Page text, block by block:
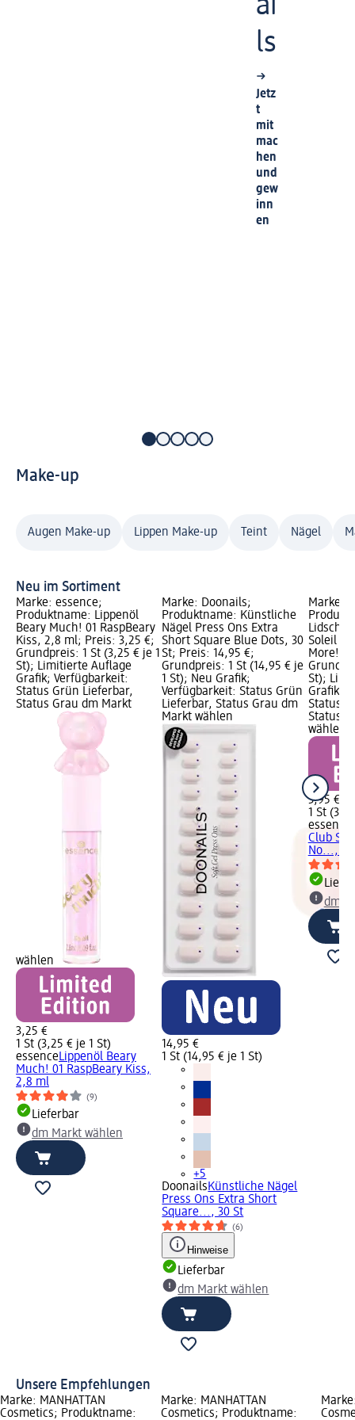
ls
Jetz
t
mit
mac
hen
und
gew
inn
en
Make-up
Augen Make-up Lippen Make-up Teint Nägel
Neu im Sortiment
Marke: essence;
Produktname: Lippenöl
Beary Much! 01 RaspBeary
Kiss, 2,8 ml; Preis: 3,25 €;
Grundpreis: 1 St (3,25 € je 1
St); Limitierte Auflage
Grafik; Verfügbarkeit:
Status Grün Lieferbar,
Status Grau dm Markt
wählen
3,25 €
1 St (3,25 € je 1 St)
essenceLippenöl Beary
Much! 01 RaspBeary Kiss,
2,8 ml
(9)
Lieferbar
dm Markt wählen
Marke: Doonails;
Produktname: Künstliche
Nägel Press Ons Extra
Short Square Blue Dots, 30
St; Preis: 14,95 €;
Grundpreis: 1 St (14,95 € je
1 St); Neu Grafik;
Verfügbarkeit: Status Grün
Lieferbar, Status Grau dm
Markt wählen
14,95 €
1 St (14,95 € je 1 St)
+5
DoonailsKünstliche Nägel
Press Ons Extra Short
Square..., 30 St
(6)
Hinweise
Lieferbar
dm Markt wählen
Marke:
Soleil 01
More!,
St);
Grafik;
Status
Status
wählen
3,95 €
1 St
essence
Club
No...,
dm
Unsere Empfehlungen
Marke: MANHATTAN
Cosmetics; Produktname:
Marke: MANHATTAN
Cosmetics; Produktname: